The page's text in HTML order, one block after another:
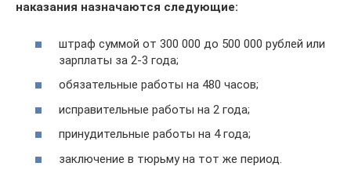
наказания назначаются следующие:
штраф суммой от 300 000 до 500 000 рублей или
зарплаты за 2-3 года;
обязательные работы на 480 часов;
исправительные работы на 2 года;
принудительные работы на 4 года;
заключение в тюрьму на тот же период.